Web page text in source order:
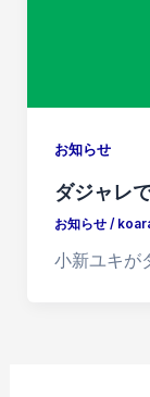
お知らせ
ダジャレ
お知らせ/
小新ユキが